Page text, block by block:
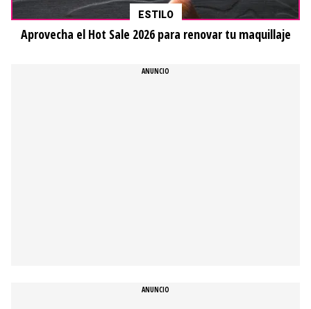
ESTILO
Aprovecha el Hot Sale 2026 para renovar tu maquillaje